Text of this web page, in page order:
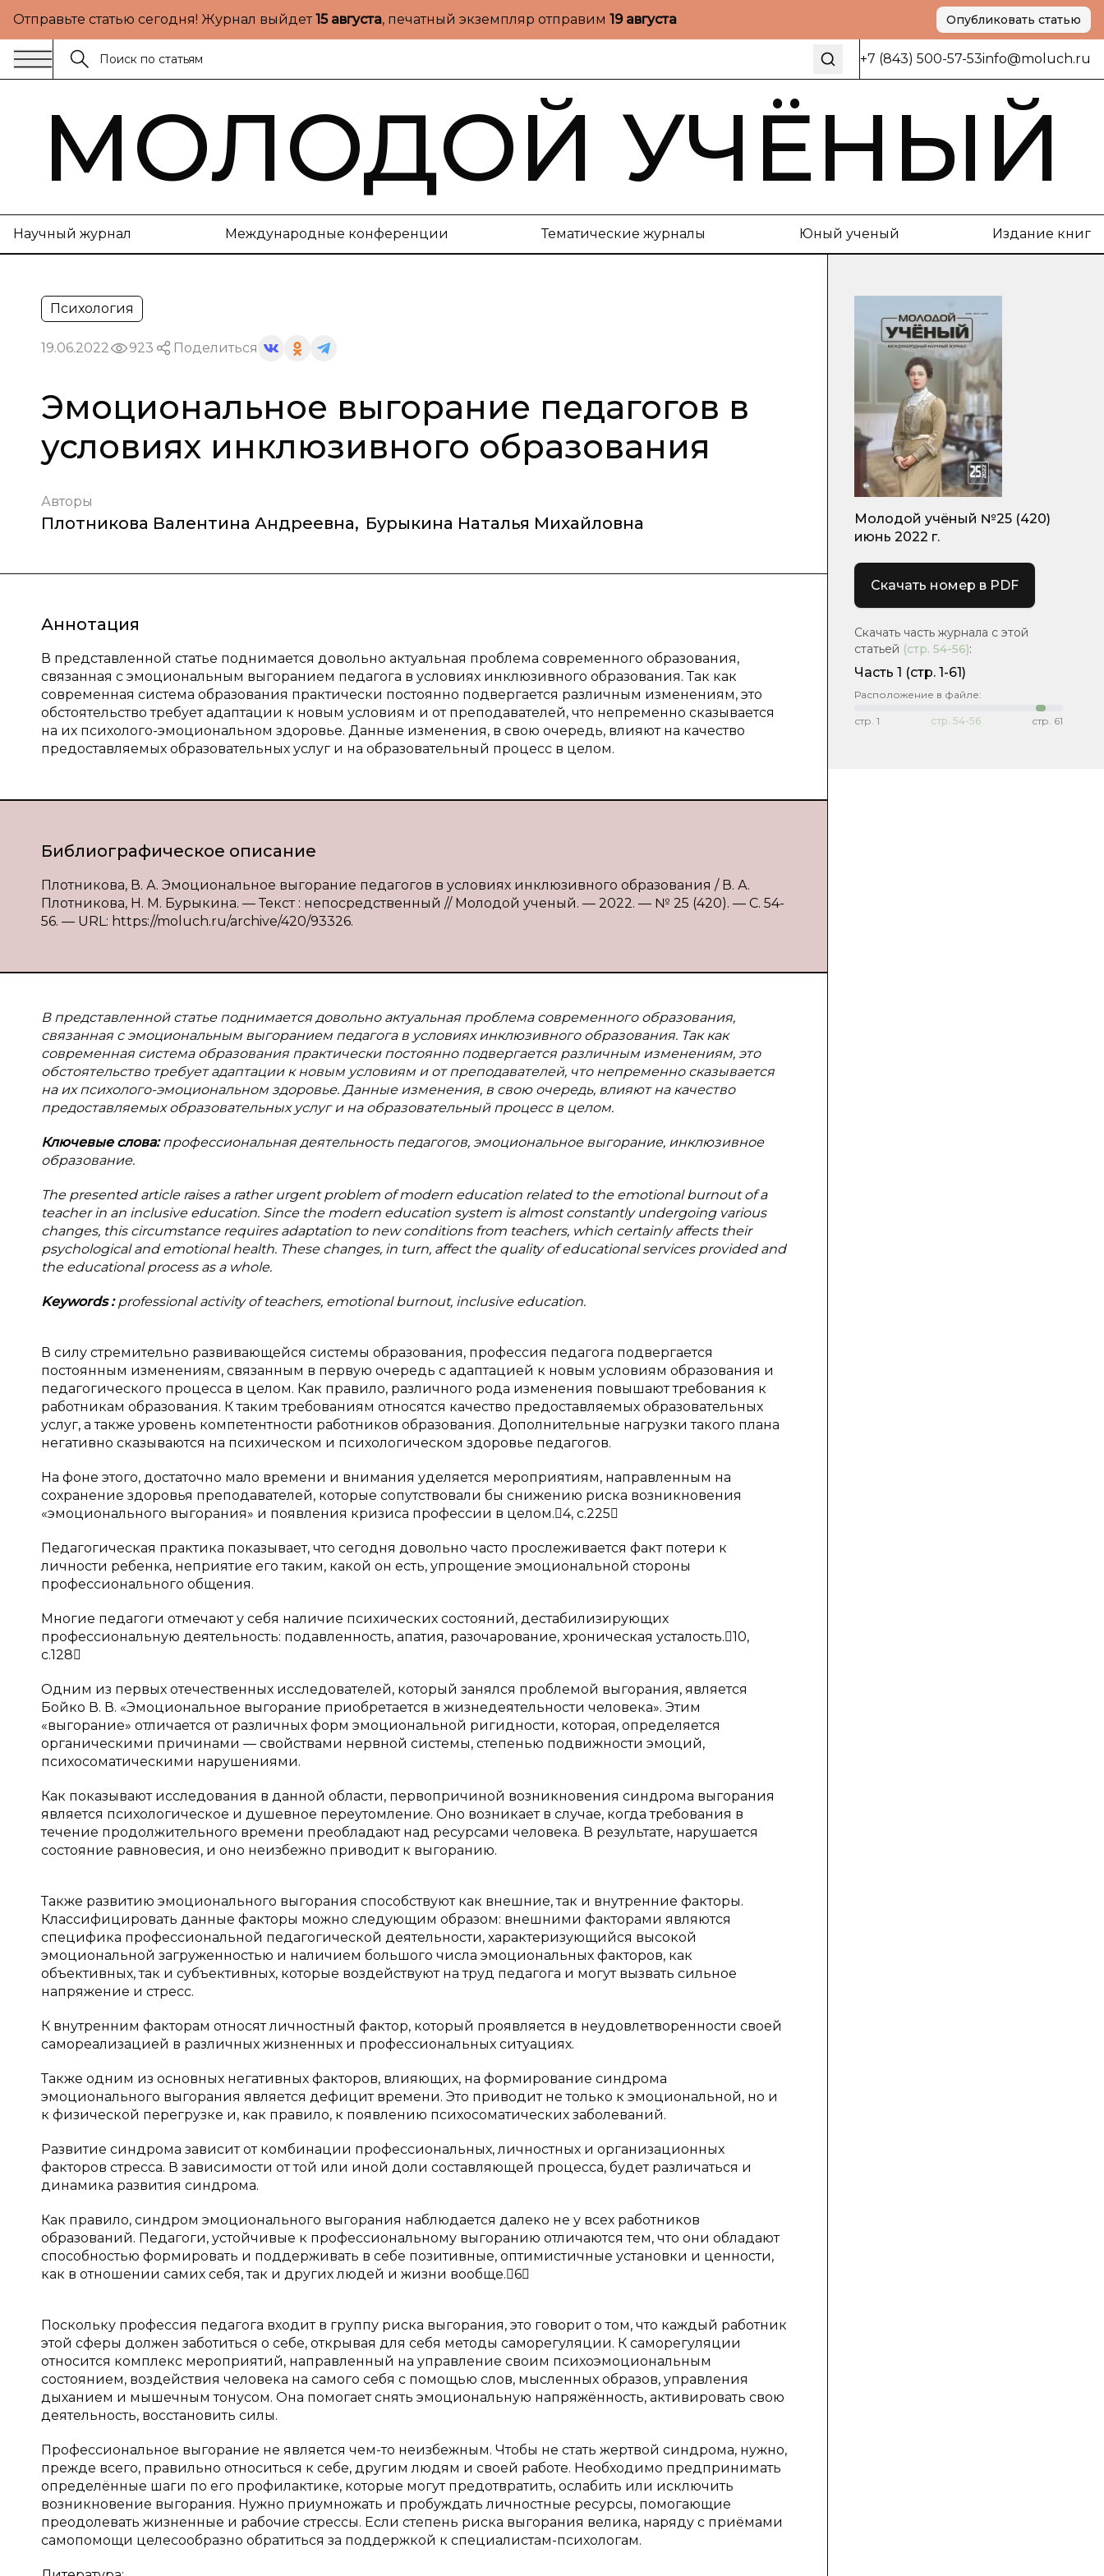
Отправьте статью сегодня! Журнал выйдет15 августа, печатный экземпляр отправим 19 августа Опубликовать статью
+7 (843) 500-57-53info@moluch.ru
МОЛОДОЙ УЧЁНЫЙ
Научный журнал Международные конференции Тематические журналы Юный ученый Издание книг
Психология
19.06.2022 923 Поделиться
Эмоциональное выгорание педагогов в
условиях инклюзивного образования
Авторы
Плотникова Валентина Андреевна, Бурыкина Наталья Михайловна
Аннотация
В представленной статье поднимается довольно актуальная проблема современного образования,
связанная с эмоциональным выгоранием педагога в условиях инклюзивного образования. Так как
современная система образования практически постоянно подвергается различным изменениям, это
обстоятельство требует адаптации к новым условиям и от преподавателей, что непременно сказывается
на их психолого-эмоциональном здоровье. Данные изменения, в свою очередь, влияют на качество
предоставляемых образовательных услуг и на образовательный процесс в целом.
Библиографическое описание
Плотникова, В. А. Эмоциональное выгорание педагогов в условиях инклюзивного образования / В. А.
Плотникова, Н. М. Бурыкина. — Текст : непосредственный // Молодой ученый. — 2022. — № 25 (420). — С. 54-
56. — URL: https://moluch.ru/archive/420/93326.
В представленной статье поднимается довольно актуальная проблема современного образования,
связанная с эмоциональным выгоранием педагога в условиях инклюзивного образования. Так как
современная система образования практически постоянно подвергается различным изменениям, это
обстоятельство требует адаптации к новым условиям и от преподавателей, что непременно сказывается
на их психолого-эмоциональном здоровье. Данные изменения, в свою очередь, влияют на качество
предоставляемых образовательных услуг и на образовательный процесс в целом.
Ключевые слова:профессиональная деятельность педагогов, эмоциональное выгорание, инклюзивное
образование.
The presented article raises a rather urgent problem of modern education related to the emotional burnout of a
teacher in an inclusive education. Since the modern education system is almost constantly undergoing various
changes, this circumstance requires adaptation to new conditions from teachers, which certainly affects their
psychological and emotional health. These changes, in turn, affect the quality of educational services provided and
the educational process as a whole.
Keywords:professional activity of teachers, emotional burnout, inclusive education.
В силу стремительно развивающейся системы образования, профессия педагога подвергается
постоянным изменениям, связанным в первую очередь с адаптацией к новым условиям образования и
педагогического процесса в целом. Как правило, различного рода изменения повышают требования к
работникам образования. К таким требованиям относятся качество предоставляемых образовательных
услуг, а также уровень компетентности работников образования. Дополнительные нагрузки такого плана
негативно сказываются на психическом и психологическом здоровье педагогов.
На фоне этого, достаточно мало времени и внимания уделяется мероприятиям, направленным на
сохранение здоровья преподавателей, которые сопутствовали бы снижению риска возникновения
«эмоционального выгорания» и появления кризиса профессии в целом.4, с.225
Педагогическая практика показывает, что сегодня довольно часто прослеживается факт потери к
личности ребенка, неприятие его таким, какой он есть, упрощение эмоциональной стороны
профессионального общения.
Многие педагоги отмечают у себя наличие психических состояний, дестабилизирующих
профессиональную деятельность: подавленность, апатия, разочарование, хроническая усталость.10,
с.128
Одним из первых отечественных исследователей, который занялся проблемой выгорания, является
Бойко В. В. «Эмоциональное выгорание приобретается в жизнедеятельности человека». Этим
«выгорание» отличается от различных форм эмоциональной ригидности, которая, определяется
органическими причинами — свойствами нервной системы, степенью подвижности эмоций,
психосоматическими нарушениями.
Как показывают исследования в данной области, первопричиной возникновения синдрома выгорания
является психологическое и душевное переутомление. Оно возникает в случае, когда требования в
течение продолжительного времени преобладают над ресурсами человека. В результате, нарушается
состояние равновесия, и оно неизбежно приводит к выгоранию.
Также развитию эмоционального выгорания способствуют как внешние, так и внутренние факторы.
Классифицировать данные факторы можно следующим образом: внешними факторами являются
специфика профессиональной педагогической деятельности, характеризующийся высокой
эмоциональной загруженностью и наличием большого числа эмоциональных факторов, как
объективных, так и субъективных, которые воздействуют на труд педагога и могут вызвать сильное
напряжение и стресс.
К внутренним факторам относят личностный фактор, который проявляется в неудовлетворенности своей
самореализацией в различных жизненных и профессиональных ситуациях.
Также одним из основных негативных факторов, влияющих, на формирование синдрома
эмоционального выгорания является дефицит времени. Это приводит не только к эмоциональной, но и
к физической перегрузке и, как правило, к появлению психосоматических заболеваний.
Развитие синдрома зависит от комбинации профессиональных, личностных и организационных
факторов стресса. В зависимости от той или иной доли составляющей процесса, будет различаться и
динамика развития синдрома.
Как правило, синдром эмоционального выгорания наблюдается далеко не у всех работников
образований. Педагоги, устойчивые к профессиональному выгоранию отличаются тем, что они обладают
способностью формировать и поддерживать в себе позитивные, оптимистичные установки и ценности,
как в отношении самих себя, так и других людей и жизни вообще.6
Поскольку профессия педагога входит в группу риска выгорания, это говорит о том, что каждый работник
этой сферы должен заботиться о себе, открывая для себя методы саморегуляции. К саморегуляции
относится комплекс мероприятий, направленный на управление своим психоэмоциональным
состоянием, воздействия человека на самого себя с помощью слов, мысленных образов, управления
дыханием и мышечным тонусом. Она помогает снять эмоциональную напряжённость, активировать свою
деятельность, восстановить силы.
Профессиональное выгорание не является чем-то неизбежным. Чтобы не стать жертвой синдрома, нужно,
прежде всего, правильно относиться к себе, другим людям и своей работе. Необходимо предпринимать
определённые шаги по его профилактике, которые могут предотвратить, ослабить или исключить
возникновение выгорания. Нужно приумножать и пробуждать личностные ресурсы, помогающие
преодолевать жизненные и рабочие стрессы. Если степень риска выгорания велика, наряду с приёмами
самопомощи целесообразно обратиться за поддержкой к специалистам-психологам.
Молодой учёный №25 (420)
июнь 2022 г.
Скачать номер в PDF
Скачать часть журнала с этой
статьей (стр. 54-56):
Часть 1 (стр. 1-61)
Расположение в файле:
стр. 1 стр. 54-56 стр. 61